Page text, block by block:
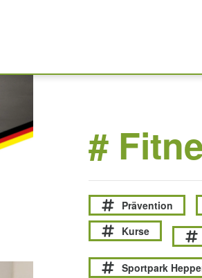
#
Prävention
Kurse
Sportpark